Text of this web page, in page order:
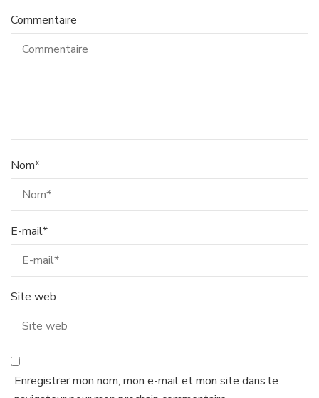
Commentaire
Nom*
E-mail*
Site web
Enregistrer mon nom, mon e-mail et mon site dans le